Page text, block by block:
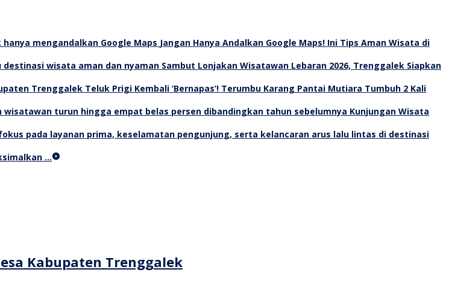
Jangan Hanya Andalkan Google Maps! Ini Tips Aman Wisata di
Sambut Lonjakan Wisatawan Lebaran 2026, Trenggalek Siapkan
Teluk Prigi Kembali ‘Bernapas’! Terumbu Karang Pantai Mutiara Tumbuh 2 Kali
Kunjungan Wisata
…
Kabupaten Trenggalek